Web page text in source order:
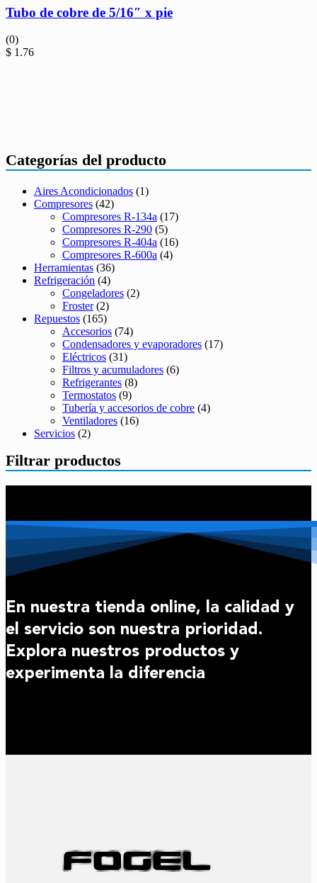
Tubo de cobre de 5/16″ x pie
(0)
$ 1.76
Categorías del producto
Aires Acondicionados (1)
Compresores (42)
Compresores R-134a (17)
Compresores R-290 (5)
Compresores R-404a (16)
Compresores R-600a (4)
Herramientas (36)
Refrigeración (4)
Congeladores (2)
Froster (2)
Repuestos (165)
Accesorios (74)
Condensadores y evaporadores (17)
Eléctricos (31)
Filtros y acumuladores (6)
Refrigerantes (8)
Termostatos (9)
Tubería y accesorios de cobre (4)
Ventiladores (16)
Servicios (2)
Filtrar productos
En nuestra tienda online, la calidad y
el servicio son nuestra prioridad.
Explora nuestros productos y
experimenta la diferencia